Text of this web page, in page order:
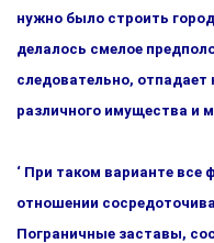
нужно было строить
делалось смелое
следовательно,
различного имущества и
‘ При таком варианте все
отношении
Пограничные заставы,